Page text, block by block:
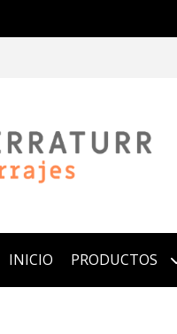
INICIO PRODUCTOS